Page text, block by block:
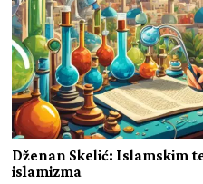
Dženan Skelić: Islamskim
islamizma